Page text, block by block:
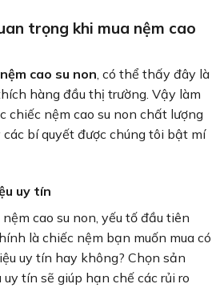
trọng khi mua nệm cao
cao su non, có thể thấy đây là
hàng đầu thị trường. Vậy làm
chiếc nệm cao su non chất lượng
bí quyết được chúng tôi bật mí
uy tín
cao su non, yếu tố đầu tiên
là chiếc nệm bạn muốn mua có
uy tín hay không? Chọn sản
tín sẽ giúp hạn chế các rủi ro